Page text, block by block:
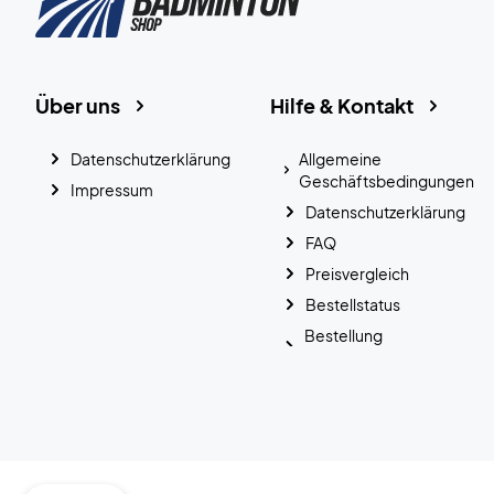
Hilfe & Kontakt
Allgemeine
Geschäftsbedingungen
Datenschutzerklärung
FAQ
Preisvergleich
Bestellstatus
Bestellung
Über uns
Datenschutzerklärung
Impressum